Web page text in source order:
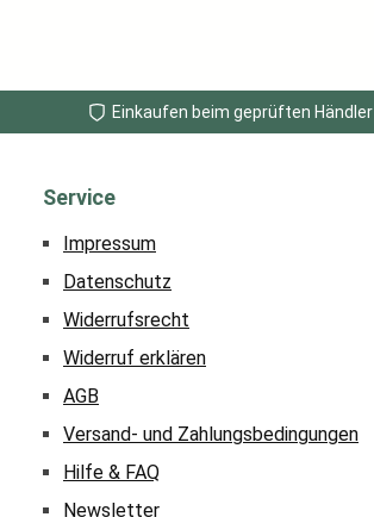
Einkaufen beim geprüften Händler
Service
Impressum
Datenschutz
Widerrufsrecht
Widerruf erklären
AGB
Versand- und Zahlungsbedingungen
Hilfe & FAQ
Newsletter